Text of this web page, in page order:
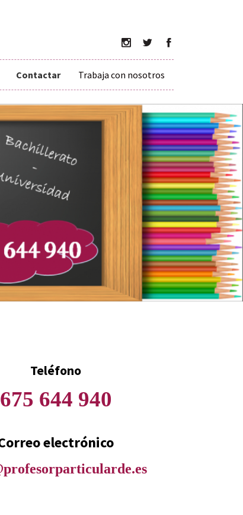
Contactar Trabaja con nosotros
Teléfono
675 644 940
electrónico